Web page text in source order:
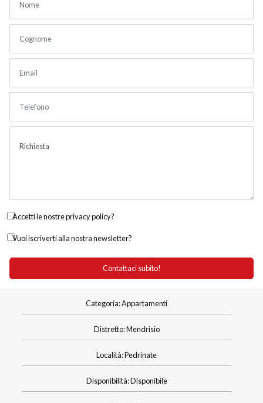
Accetti le nostre privacy policy?
Vuoi iscriverti alla nostra newsletter?
Categoria: Appartamenti
Distretto: Mendrisio
Località: Pedrinate
Disponibilità: Disponibile